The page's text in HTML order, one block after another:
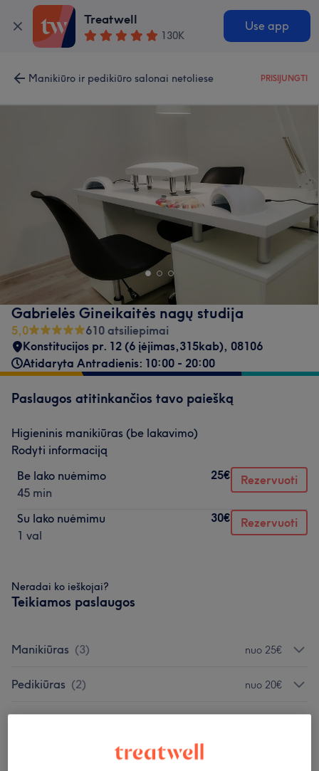
Treatwell
130K
Use app
Manikiūro ir pedikiūro salonai netoliese PRISIJUNGTI
Gabrielės Gineikaitės nagų studija
5,0
610 atsiliepimai
Konstitucijos pr. 12 (6 įėjimas,315kab), 08106
Atidaryta Antradienis: 10:00 - 20:00
Paslaugos atitinkančios tavo paiešką
Higieninis manikiūras (be lakavimo)
Rodyti informaciją
Be lako nuėmimo
45 min
25€ Rezervuoti
Su lako nuėmimu
1 val
30€ Rezervuoti
Neradai ko ieškojai?
Teikiamos paslaugos
Manikiūras (3) nuo 25€
Pedikiūras (2) nuo 20€
Nagų Priauginimas (4)